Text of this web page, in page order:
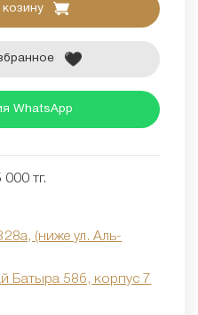
WhatsApp
тг.
(ниже ул. Аль-
Батыра 58б, корпус 7